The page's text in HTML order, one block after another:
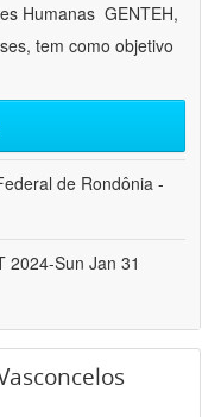
Humanas  GENTEH,
tem como objetivo
de Rondônia -
2024-Sun Jan 31